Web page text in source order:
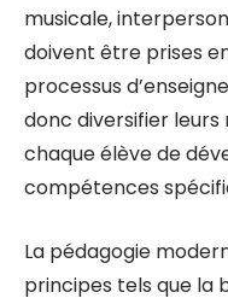
musicale,
doivent être prises
processus
donc diversifier
chaque élève de
compétences
La pédagogie
principes tels que la